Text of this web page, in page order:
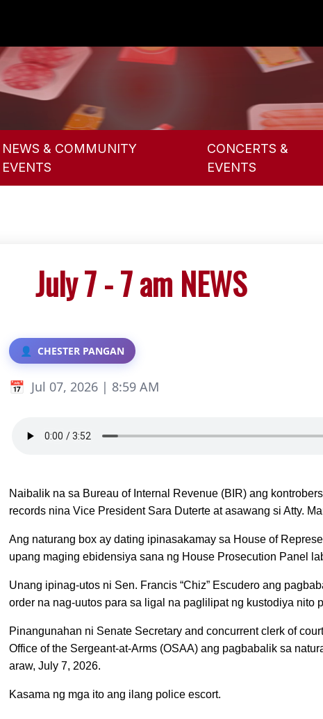
NEWS & COMMUNITY
EVENTS
CONCERTS &
EVENTS
July 7 - 7 am NEWS
CHESTER PANGAN
Jul 07, 2026 | 8:59 AM
Naibalik na sa Bureau of Internal Revenue (BIR) ang
records nina Vice President Sara Duterte at asawang si Atty.
Ang naturang box ay dating ipinasakamay sa House of
upang maging ebidensiya sana ng House Prosecution Panel
Unang ipinag-utos ni Sen. Francis “Chiz” Escudero ang
order na nag-uutos para sa ligal na paglilipat ng kustodiya nito
Pinangunahan ni Senate Secretary and concurrent clerk of
Office of the Sergeant-at-Arms (OSAA) ang pagbabalik sa
araw, July 7, 2026.
Kasama ng mga ito ang ilang police escort.